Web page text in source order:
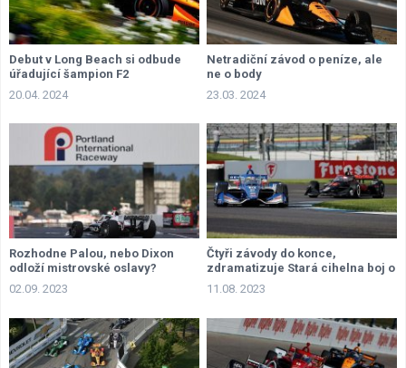
Debut v Long Beach si odbude
úřadující šampion F2
20.04. 2024
Netradiční závod o peníze, ale
ne o body
23.03. 2024
Rozhodne Palou, nebo Dixon
odloží mistrovské oslavy?
02.09. 2023
Čtyři závody do konce,
zdramatizuje Stará cihelna boj o
titul?
11.08. 2023